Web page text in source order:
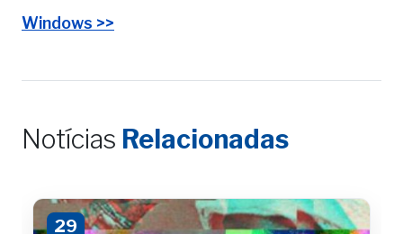
Windows >>
Notícias Relacionadas
29